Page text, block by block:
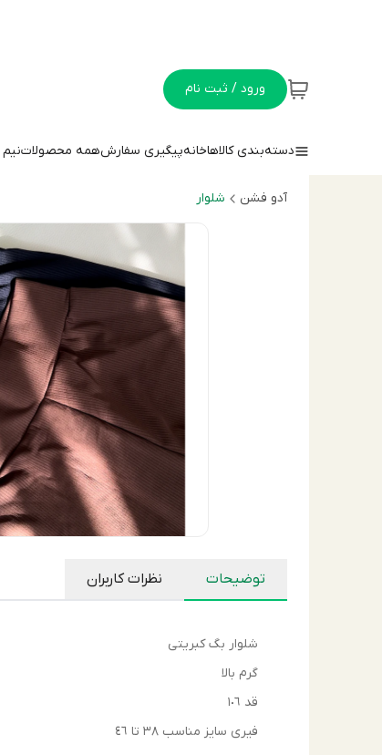
ورود / ثبت نام
دسته‌بندی کالاهاخانهپیگیری سفارشهمه محصولات
آدو فشن شلوار
توضیحات نظرات کاربران
شلوار بگ كبريتى
گرم بالا
قد ١٠٦
فيرى سايز مناسب ٣٨ تا ٤٦